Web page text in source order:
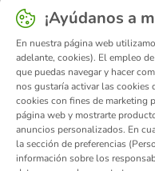
Quiénes somos Empleo
Condiciones comerciales
Formulario de desistimiento
Gastos de envío y plazo de
Programa de afiliación
Declaración de accesibilidad
¡Ayúdanos a
En nuestra página web
adelante, cookies). El empleo
que puedas navegar y hacer
nos gustaría activar las
cookies con fines de marketing
página web y mostrarte
anuncios personalizados. En
la sección de preferencias
información sobre los